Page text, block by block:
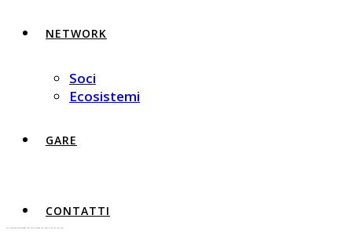
NETWORK
Soci
Ecosistemi
GARE
CONTATTI
The Innovative Technologies That Could Change The Industry By The Year 2022